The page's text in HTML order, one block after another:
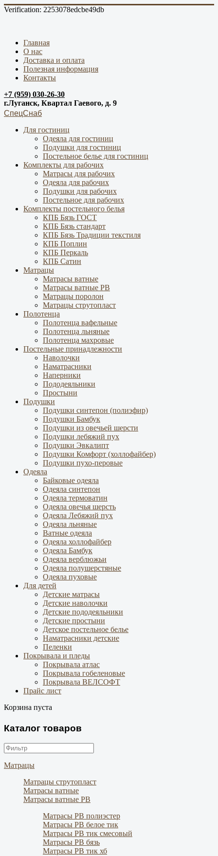
Verification: 2253078edcbe49db
Главная
О нас
Доставка и оплата
Полезная информация
Контакты
+7 (959) 030-26-30
г.Луганск, Квартал Гаевого, д. 9
СпецСнаб
Для гостиниц
Одеяла для гостиниц
Подушки для гостиниц
Постельное белье для гостиниц
Комплекты для рабочих
Матрасы для рабочих
Одеяла для рабочих
Подушки для рабочих
Постельное для рабочих
Комплекты постельного белья
КПБ Бязь ГОСТ
КПБ Бязь стандарт
КПБ Бязь Традиции текстиля
КПБ Поплин
КПБ Перкаль
КПБ Сатин
Матрацы
Матрасы ватные
Матрасы ватные РВ
Матрацы поролон
Матрацы струтопласт
Полотенца
Полотенца вафельные
Полотенца льняные
Полотенца махровые
Постельные принадлежности
Наволочки
Наматрасники
Наперники
Пододеяльники
Простыни
Подушки
Подушки синтепон (полиэфир)
Подушки Бамбук
Подушки из овечьей шерсти
Подушки лебяжий пух
Подушки Эвкалипт
Подушки Комфорт (холлофайбер)
Подушки пухо-перовые
Одеяла
Байковые одеяла
Одеяла синтепон
Одеяла термоватин
Одеяла овечья шерсть
Одеяла Лебяжий пух
Одеяла льняные
Ватные одеяла
Одеяла холлофайбер
Одеяла Бамбук
Одеяла верблюжьи
Одеяла полушерстяные
Одеяла пуховые
Для детей
Детские матрасы
Детские наволочки
Детские пододеяльники
Детские простыни
Детское постельное белье
Наматрасники детские
Пеленки
Покрывала и пледы
Покрывала атлас
Покрывала гобеленовые
Покрывала ВЕЛСОФТ
Прайс лист
Корзина пуста
Каталог товаров
Матрацы
Матрацы струтопласт
Матрасы ватные
Матрасы ватные РВ
Матрасы РВ полиэстер
Матрасы РВ белое тик
Матрасы РВ тик смесовый
Матрасы РВ бязь
Матрасы РВ тик хб